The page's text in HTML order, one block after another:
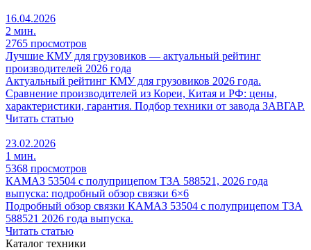
16.04.2026
2 мин.
2765 просмотров
Лучшие КМУ для грузовиков — актуальный рейтинг
производителей 2026 года
Актуальный рейтинг КМУ для грузовиков 2026 года.
Сравнение производителей из Кореи, Китая и РФ: цены,
характеристики, гарантия. Подбор техники от завода ЗАВГАР.
Читать статью
23.02.2026
1 мин.
5368 просмотров
КАМАЗ 53504 с полуприцепом ТЗА 588521, 2026 года
выпуска: подробный обзор связки 6×6
Подробный обзор связки КАМАЗ 53504 с полуприцепом ТЗА
588521 2026 года выпуска.
Читать статью
Каталог техники